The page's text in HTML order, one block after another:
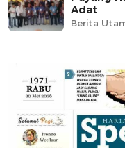
Adat
Berita